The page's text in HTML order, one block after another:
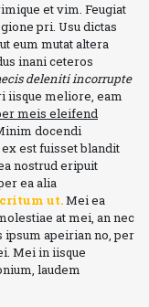
et vim. Feugiat
pri. Usu dictas
eum mutat altera
inani ceteros
deleniti incorrupte
iisque meliore, eam
meis eleifend
docendi
est fuisset blandit
nostrud eripuit
ea alia
ut.Mei ea
at mei, an nec
ipsum apeirian no, per
Mei in iisque
laudem